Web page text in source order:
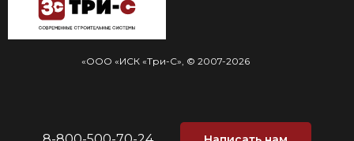
«ООО «ИСК «Три-С», © 2007-2026